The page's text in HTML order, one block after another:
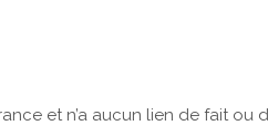
et n’a aucun lien de fait